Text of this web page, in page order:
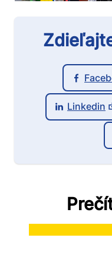
Linkedin